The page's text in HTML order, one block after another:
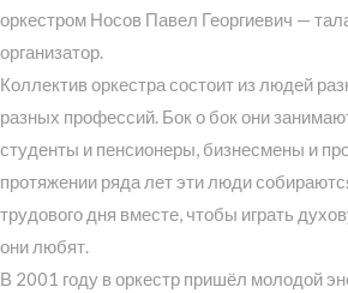
оркестром Носов Павел Георгиевич —
организатор.
Коллектив оркестра состоит из людей
разных профессий. Бок о бок они
студенты и пенсионеры, бизнесмены и
протяжении ряда лет эти люди
трудового дня вместе, чтобы играть
они любят.
В 2001 году в оркестр пришёл молодой